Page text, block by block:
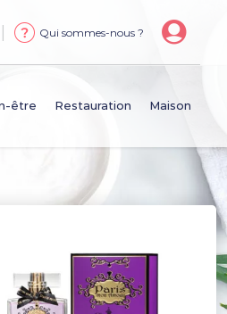
Qui sommes-nous ?
être Restauration Maison